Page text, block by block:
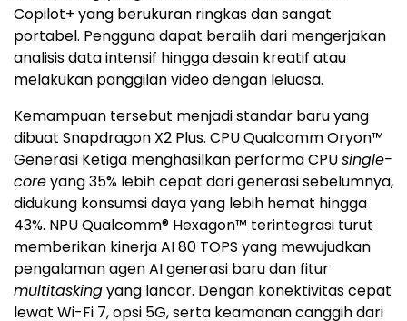
Copilot+ yang berukuran ringkas dan sangat
portabel. Pengguna dapat beralih dari mengerjakan
analisis data intensif hingga desain kreatif atau
melakukan panggilan video dengan leluasa.
Kemampuan tersebut menjadi standar baru yang
dibuat Snapdragon X2 Plus. CPU Qualcomm Oryon™
Generasi Ketiga menghasilkan performa CPUsingle-
coreyang 35% lebih cepat dari generasi sebelumnya,
didukung konsumsi daya yang lebih hemat hingga
43%. NPU Qualcomm® Hexagon™ terintegrasi turut
memberikan kinerja AI 80 TOPS yang mewujudkan
pengalaman agen AI generasi baru dan fitur
multitaskingyang lancar. Dengan konektivitas cepat
lewat Wi-Fi 7, opsi 5G, serta keamanan canggih dari